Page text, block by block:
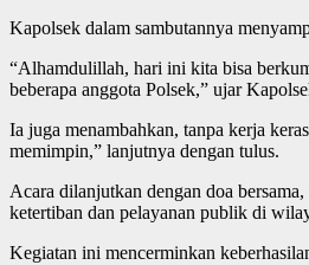
Kapolsek dalam sambutannya
“Alhamdulillah, hari ini kita bisa
beberapa anggota Polsek,” ujar
Ia juga menambahkan, tanpa kerja
memimpin,” lanjutnya dengan tulus.
Acara dilanjutkan dengan doa
ketertiban dan pelayanan publik di
Kegiatan ini mencerminkan